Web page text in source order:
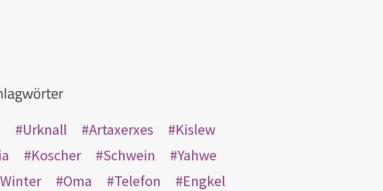
Urknall Artaxerxes
Kislew
Koscher Schwein
Yahwe
Winter Oma Telefon
Engkel